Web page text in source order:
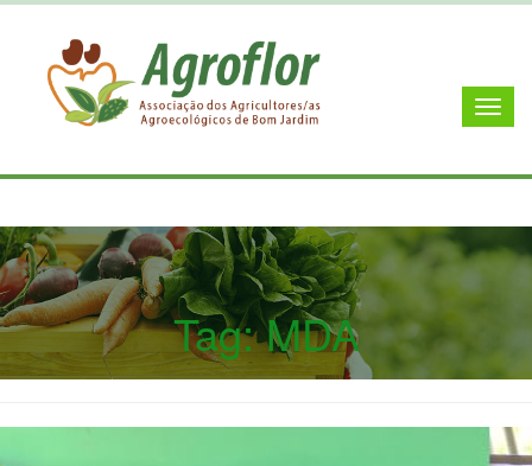
Tag:MDA